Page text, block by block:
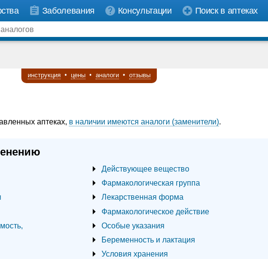
Заболевания Консультации Поиск в аптеках
инструкция • цены • аналоги • отзывы
аптеках, в наличии имеются аналоги (заменители).
Действующее вещество
Фармакологическая группа
Лекарственная форма
Фармакологическое действие
Особые указания
Беременность и лактация
Условия хранения